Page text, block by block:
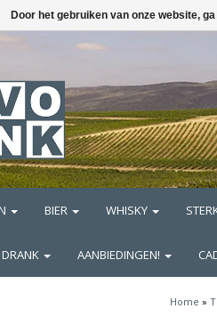
BIER WHISKY
DRANK AANBIEDINGEN!
Home »
Door het gebruiken van onze website,